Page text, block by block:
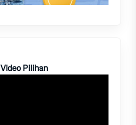
Video Pilihan